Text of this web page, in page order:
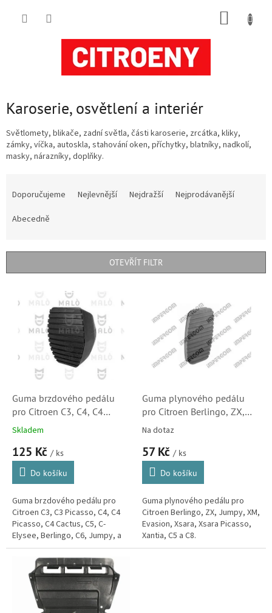
Karoserie, osvětlení a interiér
Světlomety, blikače, zadní světla, části karoserie, zrcátka, kliky,
zámky, víčka, autoskla, stahování oken, příchytky, blatníky, nadkolí,
masky, nárazníky, doplňky.
r
Doporučujeme Nejlevnější Nejdražší
Nejprodávanější
Abecedně
OTEVŘÍT FILTR
Guma brzdového pedálu
pro Citroen C3, C4, C4
Picasso, C5, C-Elysee,
(450421, 450417, 25509,
FT13066, 188788, M6183)
Skladem
125 Kč / ks
Do košíku
Guma brzdového pedálu pro
Citroen C3, C3 Picasso, C4, C4
Picasso, C4 Cactus, C5, C-
Elysee, Berlingo, C6, Jumpy, a
C8. (Peugeot 2008, 207, 208,
301, 307, 308, 407, 508, 807,...
Guma plynového pedálu
pro Citroen Berlingo, ZX,
Jumpy, XM, Evasion, Xsara,
C8 (M2772, 36271)
Na dotaz
57 Kč / ks
Do košíku
Guma plynového pedálu pro
Citroen Berlingo, ZX, Jumpy, XM,
Evasion, Xsara, Xsara Picasso,
Xantia, C5 a C8.